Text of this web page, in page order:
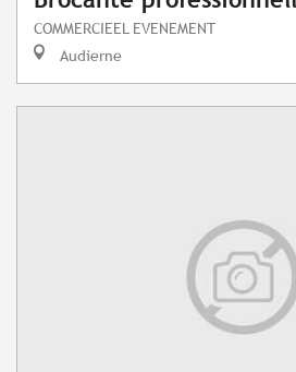
COMMERCIEEL EVENEMENT
Audierne